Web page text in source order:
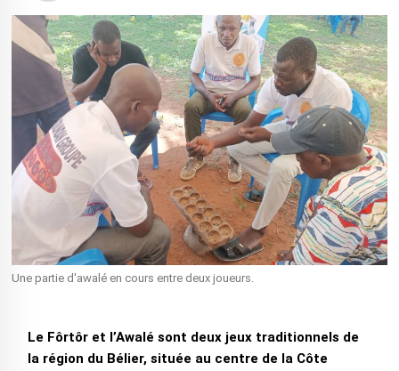
Une partie d'awalé en cours entre deux joueurs.
Le Fôrtôr et l’Awalé sont deux jeux traditionnels de
la région du Bélier, située au centre de la Côte